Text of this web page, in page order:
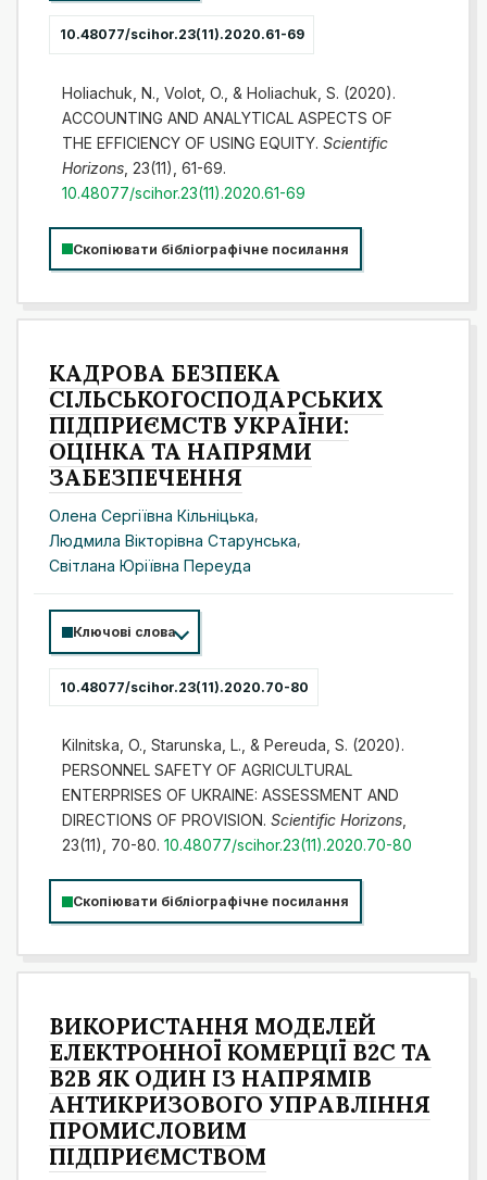
10.48077/scihor.23(11).2020.61-69
Holiachuk, N., Volot, O., & Holiachuk, S. (2020).
ACCOUNTING AND ANALYTICAL ASPECTS OF
THE EFFICIENCY OF USING EQUITY. Scientific
Horizons, 23(11), 61-69.
10.48077/scihor.23(11).2020.61-69
Скопіювати бібліографічне посилання
КАДРОВА БЕЗПЕКА
СІЛЬСЬКОГОСПОДАРСЬКИХ
ПІДПРИЄМСТВ УКРАЇНИ:
ОЦІНКА ТА НАПРЯМИ
ЗАБЕЗПЕЧЕННЯ
Олена Сергіївна Кільніцька,
Людмила Вікторівна Старунська,
Світлана Юріївна Переуда
Ключові слова
10.48077/scihor.23(11).2020.70-80
Kilnitska, O., Starunska, L., & Pereudа, S. (2020).
РERSONNEL SAFETY OF AGRICULTURAL
ENTERPRISES OF UKRAINE: ASSESSMENT AND
DIRECTIONS OF PROVISION. Scientific Horizons,
23(11), 70-80. 10.48077/scihor.23(11).2020.70-80
Скопіювати бібліографічне посилання
ВИКОРИСТАННЯ МОДЕЛЕЙ
ЕЛЕКТРОННОЇ КОМЕРЦІЇ В2С ТА
В2В ЯК ОДИН ІЗ НАПРЯМІВ
АНТИКРИЗОВОГО УПРАВЛІННЯ
ПРОМИСЛОВИМ
ПІДПРИЄМСТВОМ